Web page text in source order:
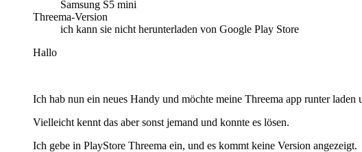
Samsung S5 mini
Threema-Version
ich kann sie nicht herunterladen von Google Play Store
Hallo
Ich hab nun ein neues Handy und möchte meine Threema app runter
Vielleicht kennt das aber sonst jemand und konnte es lösen.
Ich gebe in PlayStore Threema ein, und es kommt keine Version angezeigt.